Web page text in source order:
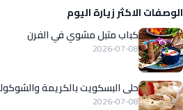
الوصفات الاكثر زيارة اليوم
كباب متبل مشوي في الفرن
2026-07-08
حلى البسكويت بالكريمة
2026-07-08